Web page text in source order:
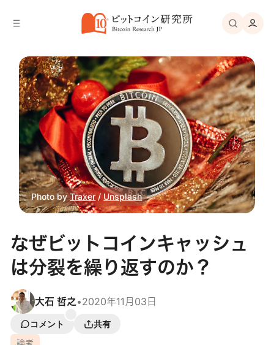
Photo by Traxer / Unsplash
なぜビットコインキャッシュ
は分裂を繰り返すのか？
大石 哲之•2020年11月03日
コメント
共有
論考